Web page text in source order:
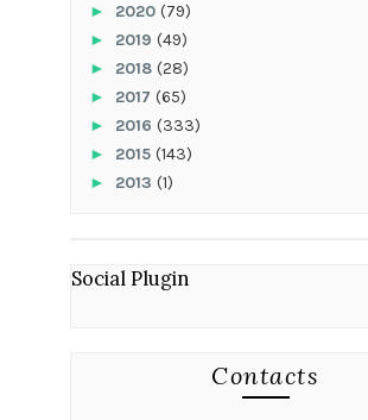
► 2020 (79)
► 2019 (49)
► 2018 (28)
► 2017 (65)
► 2016 (333)
► 2015 (143)
► 2013 (1)
Social Plugin
Contacts